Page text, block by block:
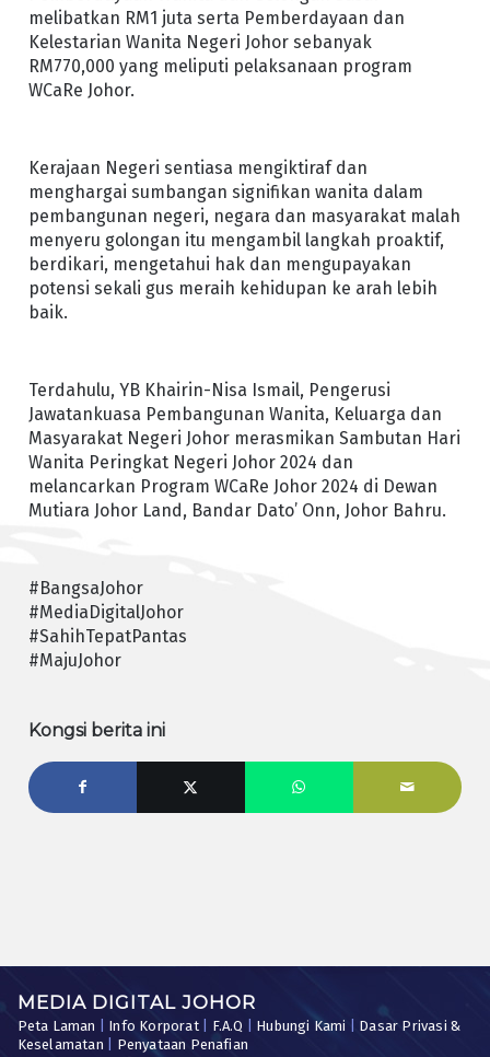
melibatkan RM1 juta serta Pemberdayaan dan
Kelestarian Wanita Negeri Johor sebanyak
RM770,000 yang meliputi pelaksanaan program
WCaRe Johor.
Kerajaan Negeri sentiasa mengiktiraf dan
menghargai sumbangan signifikan wanita dalam
pembangunan negeri, negara dan masyarakat malah
menyeru golongan itu mengambil langkah proaktif,
berdikari, mengetahui hak dan mengupayakan
potensi sekali gus meraih kehidupan ke arah lebih
baik.
Terdahulu, YB Khairin-Nisa Ismail, Pengerusi
Jawatankuasa Pembangunan Wanita, Keluarga dan
Masyarakat Negeri Johor merasmikan Sambutan Hari
Wanita Peringkat Negeri Johor 2024 dan
melancarkan Program WCaRe Johor 2024 di Dewan
Mutiara Johor Land, Bandar Dato’ Onn, Johor Bahru.
#BangsaJohor
#MediaDigitalJohor
#SahihTepatPantas
#MajuJohor
Kongsi berita ini
MEDIA DIGITAL JOHOR
Peta Laman Info Korporat| F.A.Q Hubungi Kami
Dasar Privasi &
Keselamatan
Penyataan Penafian